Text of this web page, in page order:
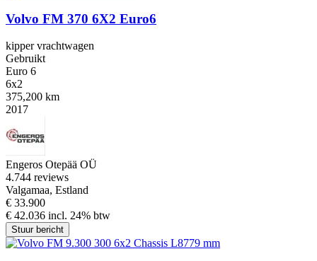
Volvo FM 370 6X2 Euro6
kipper vrachtwagen
Gebruikt
Euro 6
6x2
375,200 km
2017
Engeros Otepää OÜ
4.744 reviews
Valgamaa, Estland
€ 33.900
€ 42.036 incl. 24% btw
Stuur bericht